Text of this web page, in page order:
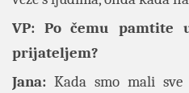
VP: Po čemu pamtite
prijateljem?
Jana: Kada smo mali